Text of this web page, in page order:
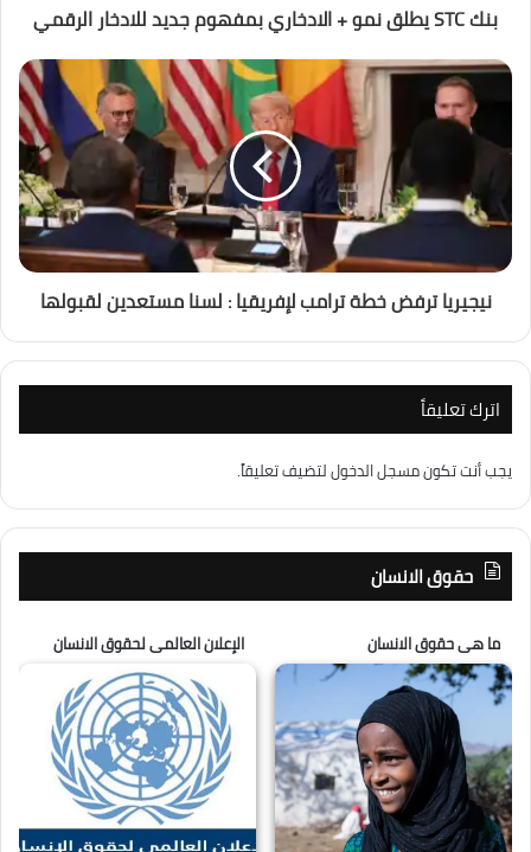
بنك STC يطلق نمو + الادخاري بمفهوم جديد للادخار الرقمي
نيجيريا ترفض خطة ترامب لإفريقيا : لسنا مستعدين لقبولها
اترك تعليقاً
يجب أنت تكونمسجل الدخوللتضيف تعليقاً.
حقوق الانسان
ما هى حقوق الانسان الإعلان العالمى لحقوق الانسان